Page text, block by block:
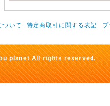
ついて 特定商取引に関する表記 プ
planet All rights reserved.